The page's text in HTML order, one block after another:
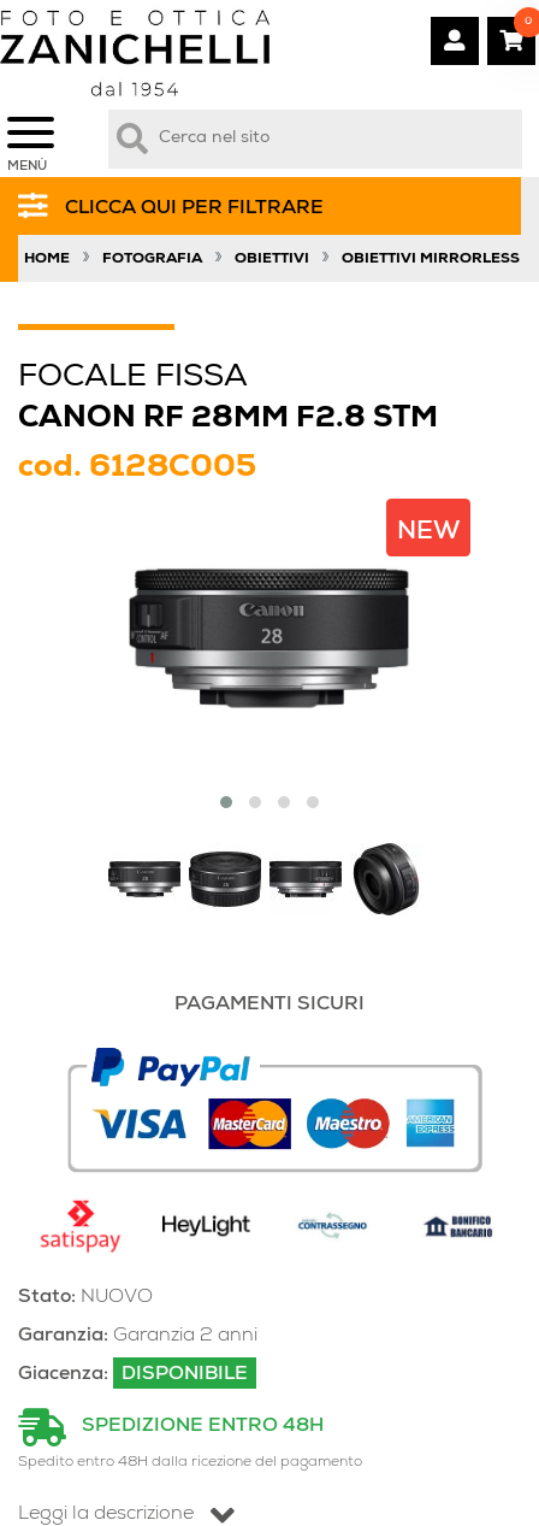
MENÙ
0
CLICCA QUI PER FILTRARE
HOME » FOTOGRAFIA » OBIETTIVI » OBIETTIVI MIRRORLESS
FOCALE FISSA
CANON RF 28MM F2.8 STM
cod. 6128C005
NEW
PAGAMENTI SICURI
Stato: NUOVO
Garanzia: Garanzia 2 anni
Giacenza:
DISPONIBILE
SPEDIZIONE ENTRO 48H
Spedito entro 48H dalla ricezione del pagamento
Leggi la descrizione